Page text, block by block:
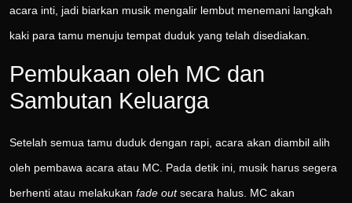
acara inti, jadi biarkan musik mengalir lembut menemani langkah
kaki para tamu menuju tempat duduk yang telah disediakan.
Pembukaan oleh MC dan
Sambutan Keluarga
Setelah semua tamu duduk dengan rapi, acara akan diambil alih
oleh pembawa acara atau MC. Pada detik ini, musik harus segera
berhenti atau melakukan fade outsecara halus. MC akan